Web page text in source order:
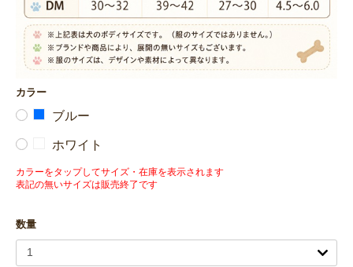
カラー
ブルー
ホワイト
カラーをタップしてサイズ・在庫を表示されます
表記の無いサイズは販売終了です
数量